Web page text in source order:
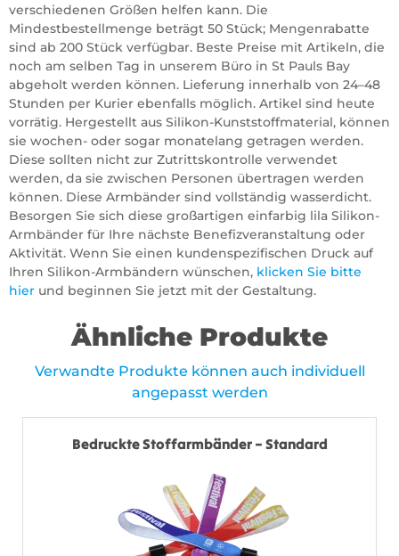
verschiedenen Größen helfen kann. Die
Mindestbestellmenge beträgt 50 Stück; Mengenrabatte
sind ab 200 Stück verfügbar. Beste Preise mit Artikeln, die
noch am selben Tag in unserem Büro in St Pauls Bay
abgeholt werden können. Lieferung innerhalb von 24–48
Stunden per Kurier ebenfalls möglich. Artikel sind heute
vorrätig. Hergestellt aus Silikon-Kunststoffmaterial, können
sie wochen- oder sogar monatelang getragen werden.
Diese sollten nicht zur Zutrittskontrolle verwendet
werden, da sie zwischen Personen übertragen werden
können. Diese Armbänder sind vollständig wasserdicht.
Besorgen Sie sich diese großartigen einfarbig lila Silikon-
Armbänder für Ihre nächste Benefizveranstaltung oder
Aktivität. Wenn Sie einen kundenspezifischen Druck auf
Ihren Silikon-Armbändern wünschen, klicken Sie bitte
hier und beginnen Sie jetzt mit der Gestaltung.
Ähnliche Produkte
Verwandte Produkte können auch individuell
angepasst werden
Bedruckte Stoffarmbänder – Standard